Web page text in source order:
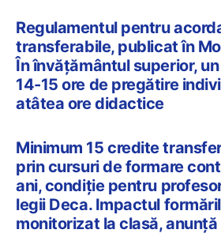
Regulamentul pentru
transferabile, publicat în
În învățământul superior,
14-15 ore de pregătire
atâtea ore didactice
Minimum 15 credite
prin cursuri de formare
ani, condiție pentru
legii Deca. Impactul
monitorizat la clasă,